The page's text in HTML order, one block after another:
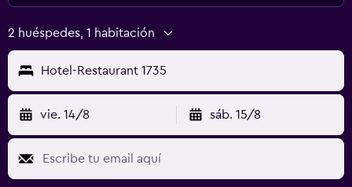
2 huéspedes, 1 habitación
Hotel-Restaurant 1735
vie. 14/8 sáb. 15/8